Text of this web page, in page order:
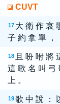
CUVT
17 大 衛 作 哀
子 約 拿 單 ，
18 且 吩 咐 將
這 歌 名 叫 弓
上 。
19 歌 中 說 ：